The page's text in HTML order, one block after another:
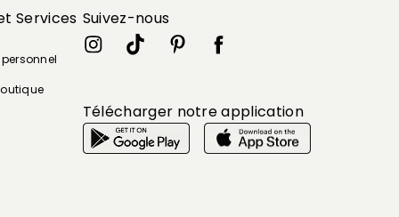
Services Suivez-nous
Télécharger notre application